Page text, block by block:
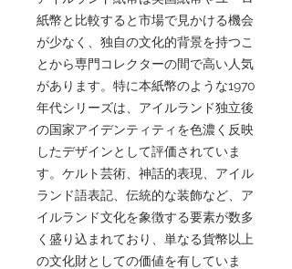
紙幣と比較すると市場で見かける機会
が少なく、独自の文化的背景を持つこ
とから専門コレクターの間で高い人気
があります。特に本紙幣のような1970
年代シリーズは、アイルランド独立後
の国家アイデンティティを色濃く反映
したデザインとして評価されていま
す。ケルト芸術、神話的表現、アイル
ランド語表記、伝統的な装飾など、ア
イルランド文化を象徴する要素が数多
く盛り込まれており、単なる貨幣以上
の文化財としての価値を有していま